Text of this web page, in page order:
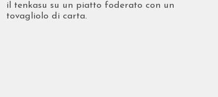
il tenkasu su un piatto foderato con un
tovagliolo di carta.